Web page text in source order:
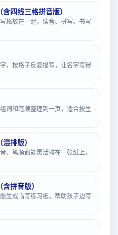
四线三格拼音版）
格放在一起，读音、拼写、书写
，按格子反复描写，让名字写得
词和笔顺整理到一页，适合按生
排版）
、笔顺都能灵活排在一张纸上，
拼音版）
生成临写练习纸，帮助孩子边写